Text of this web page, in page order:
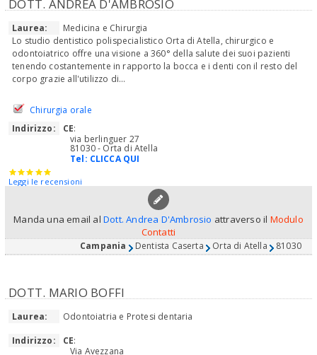
DOTT. ANDREA D'AMBROSIO
Laurea:
Medicina e Chirurgia
Lo studio dentistico polispecialistico Orta di Atella, chirurgico e
odontoiatrico offre una visione a 360° della salute dei suoi pazienti
tenendo costantemente in rapporto la bocca e i denti con il resto del
corpo grazie all'utilizzo di...
Chirurgia orale
Indirizzo:
CE:
via berlinguer 27
81030 - Orta di Atella
Tel: CLICCA QUI
Leggi le recensioni
Manda una email al Dott. Andrea D'Ambrosio attraverso il Modulo
Contatti
Campania Dentista Caserta Orta di Atella 81030
DOTT. MARIO BOFFI
Laurea:
Odontoiatria e Protesi dentaria
Indirizzo:
CE:
Via Avezzana